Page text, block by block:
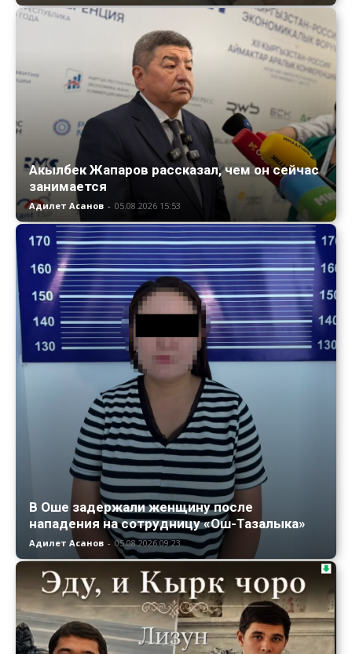
Акылбек Жапаров рассказал, чем он сейчас
занимается
Адилет Асанов - 05.08.2026 15:53
В Оше задержали женщину после
нападения на сотрудницу «Ош-Тазалыка»
Адилет Асанов - 05.08.2026 09:23